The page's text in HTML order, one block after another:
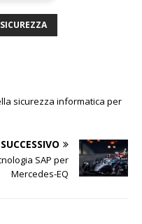
SICUREZZA
sicurezza informatica per
SUCCESSIVO
SAP per
Mercedes-EQ